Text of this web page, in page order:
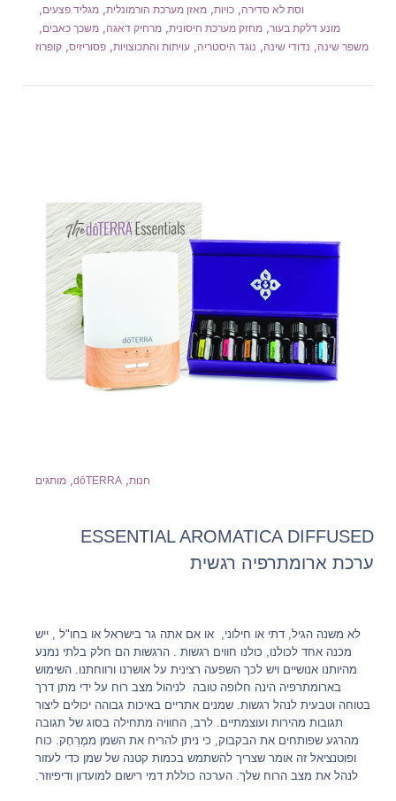
וסת לא סדירה, כויות, מאזן מערכת הורמונלית, מגליד פצעים,
מונע דלקת בעור, מחזק מערכת חיסונית, מרחיק דאגה, משכך כאבים,
משפר שינה, נדודי שינה, נוגד היסטריה, עויתות והתכוצויות, פסוריזיס, קופרוז
חנות,
dōTERRA
, מותגים
ESSENTIAL AROMATICA DIFFUSED
ערכת ארומתרפיה רגשית
לא משנה הגיל, דתי או חילוני, או אם אתה גר בישראל או בחו"ל , ייש
מכנה אחד לכולנו, כולנו חווים רגשות . הרגשות הם חלק בלתי נמנע
מהיותנו אנושיים ויש לכך השפעה רצינית על אושרנו ורווחתנו. השימוש
בארומתרפיה הינה חלופה טובה לניהול מצב רוח על ידי מתן דרך
בטוחה וטבעית לנהל רגשות. שמנים אתריים באיכות גבוהה יכולים ליצור
תגובות מהירות ועוצמתיים. לרב, החוויה מתחילה בסוג של תגובה
מהרגע שפותחים את הבקבוק, כי ניתן להריח את השמן ממֶרְחָק. כוח
ופוטנציאל זה אומר שצריך להשתמש בכמות קטנה של שמן כדי לעזור
לנהל את מצב הרוח שלך. הערכה כוללת דמי רישום למועדון ודיפיוזר.